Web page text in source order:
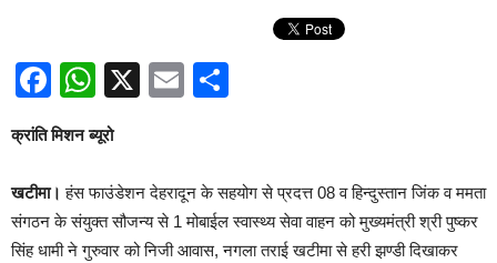
Facebook
WhatsApp
X Email
क्रांति मिशन ब्यूरो
खटीमा।हंस फाउंडेशन देहरादून के सहयोग से प्रदत्त 08 व हिन्दुस्तान जिंक व ममता
संगठन के संयुक्त सौजन्य से 1 मोबाईल स्वास्थ्य सेवा वाहन को मुख्यमंत्री श्री पुष्कर
सिंह धामी ने गुरुवार को निजी आवास, नगला तराई खटीमा से हरी झण्डी दिखाकर